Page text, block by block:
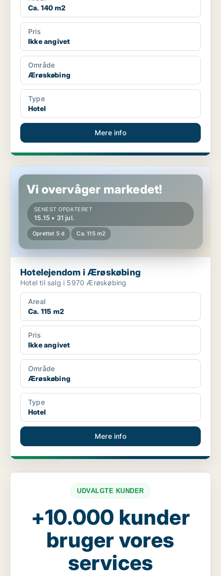
Ca. 140 m2
Pris
Ikke angivet
Område
Ærøskøbing
Type
Hotel
Mere info
Hotelejendom i Ærøskøbing
Vi overvåger markedet!
SENEST OPDATERET
15.15 • 31 jul.
Oprettet 5 d Ca. 115 m2
Hotelejendom i Ærøskøbing
Hotel til salg i 5970 Ærøskøbing
Areal
Ca. 115 m2
Pris
Ikke angivet
Område
Ærøskøbing
Type
Hotel
Mere info
UDVALGTE KUNDER
+10.000 kunder
bruger vores
services